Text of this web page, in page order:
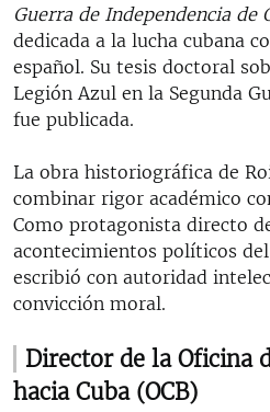
Guerra de Independencia de
dedicada a la lucha cubana
español. Su tesis doctoral
Legión Azul en la Segunda
fue publicada.
La obra historiográfica de
combinar rigor académico
Como protagonista directo
acontecimientos políticos
escribió con autoridad
convicción moral.
Director de la Oficina
hacia Cuba (OCB)